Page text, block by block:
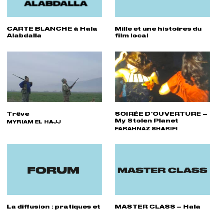
CARTE BLANCHE à Hala
Alabdalla
Mille et une histoires du
film local
Trêve
RÉALISATEUR(S) :
MYRIAM EL HAJJ
SOIRÉE D’OUVERTURE –
My Stolen Planet
RÉALISATEUR(S) :
FARAHNAZ SHARIFI
La diffusion : pratiques et
MASTER CLASS – Hala